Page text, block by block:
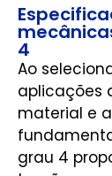
4
Ao
aplicações
material e
grau 4